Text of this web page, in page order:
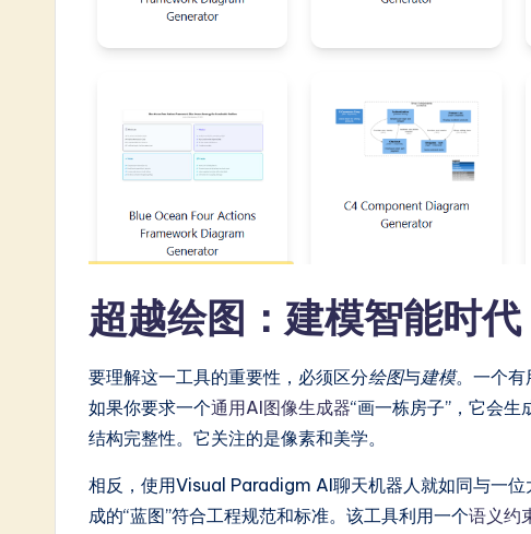
超越绘图：建模智能时代
要理解这一工具的重要性，必须区分绘图与建模。一个有
如果你要求一个通用AI图像生成器“画一栋房子”，它会
结构完整性。它关注的是像素和美学。
相反，使用Visual Paradigm AI聊天机器人就如同与一
成的“蓝图”符合工程规范和标准。该工具利用一个语义约